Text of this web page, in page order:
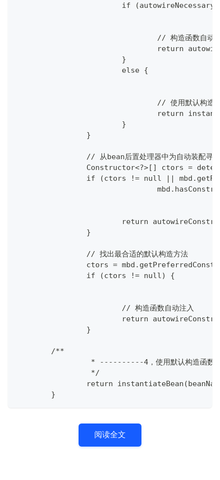
if
// 构造函数自动
return
			}
			else {
// 使用默认构
return
			}
		}
// 从bean后置处理器中为自动装配寻
Constructor<?>[] ctors =
if (ctors != null ||
return
		}
		// 找出最合适的默认构造方法
ctors =
		if (ctors != null) {
			// 构造函数自动注入
return
		}
    	/**
* ----------4，使用默认构造函
		 */
return
	}
阅读全文